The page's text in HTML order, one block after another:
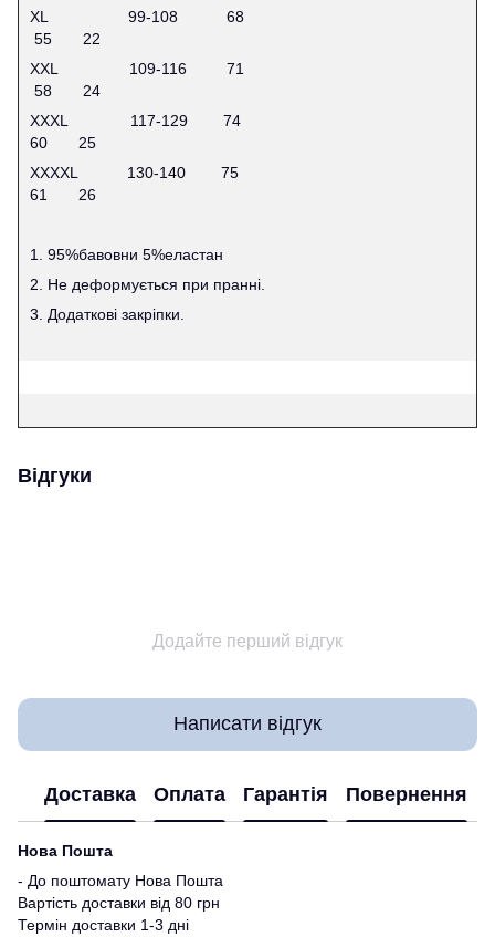
XL 99-108 68
55 22
XXL 109-116 71
58 24
XXXL 117-129 74
60 25
XXXXL 130-140 75
61 26
1. 95%бавовни 5%еластан
2. Не деформується при пранні.
3. Додаткові закріпки.
Відгуки
Додайте перший відгук
Написати відгук
Доставка Оплата Гарантія Повернення
Нова Пошта
- До поштомату Нова Пошта
Вартість доставки від 80 грн
Термін доставки 1-3 дні